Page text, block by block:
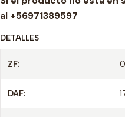
d
al +56971389597
DETALLES
ZF:
DAF: